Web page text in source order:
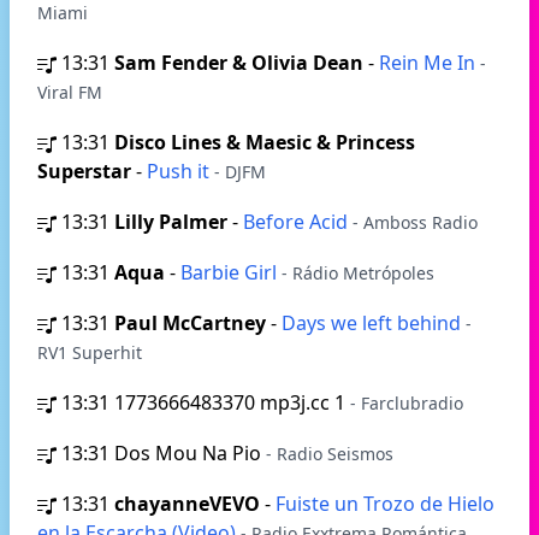
Miami
13:31 Sam Fender & Olivia Dean - Rein Me In -
Viral FM
13:31 Disco Lines & Maesic & Princess
Superstar- Push it - DJFM
13:31 Lilly Palmer- Before Acid - Amboss Radio
13:31 Aqua - Barbie Girl - Rádio Metrópoles
13:31 Paul McCartney- Days we left behind -
RV1 Superhit
13:31 1773666483370 mp3j.cc 1 - Farclubradio
13:31 Dos Mou Na Pio - Radio Seismos
13:31 chayanneVEVO - Fuiste un Trozo de Hielo